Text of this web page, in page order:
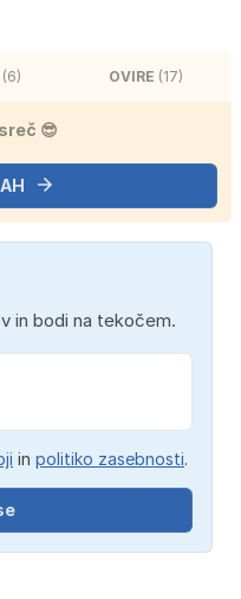
(6) OVIRE (17)
😎
in bodi na tekočem.
in politiko zasebnosti.